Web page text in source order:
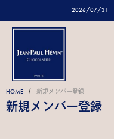
2026/07/31
HOME / 新規メンバー登録
新規メンバー登録